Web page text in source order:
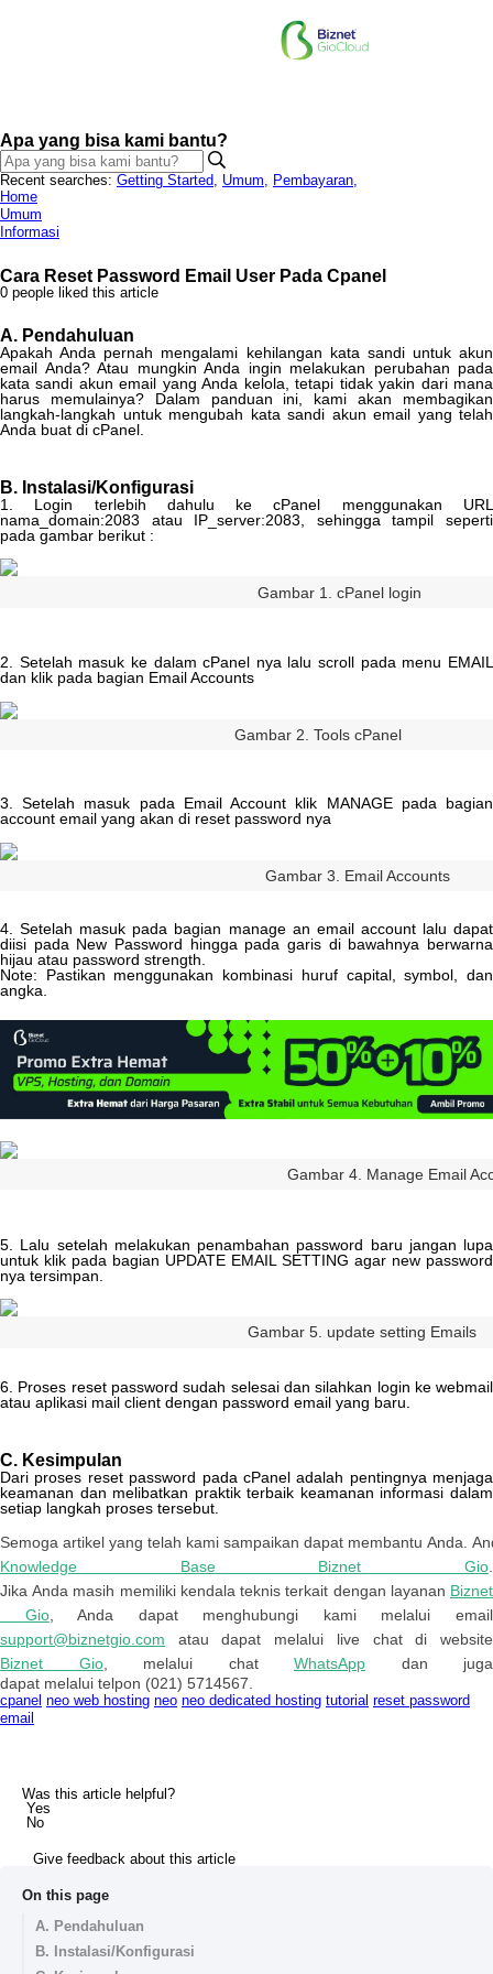
Apa yang bisa kami bantu?
Recent searches: Getting Started, Umum, Pembayaran,
Home
Umum
Informasi
Cara Reset Password Email User Pada Cpanel
0 people liked this article
A. Pendahuluan
Apakah Anda pernah mengalami kehilangan kata sandi untuk akun
email Anda? Atau mungkin Anda ingin melakukan perubahan pada
kata sandi akun email yang Anda kelola tetapi tidak yakin dari mana
harus
memulainya? Dalam panduan ini kami akan
membagikan
langkah-langkah untuk mengubah kata sandi akun email yang telah
Anda buat di cPanel
B. Instalasi/Konfigurasi
1 Login terlebih dahulu ke cPanel menggunakan
URL
nama_domain:2083 atau IP_server:2083 sehingga tampil
seperti
pada gambar berikut :
Gambar 1 cPanel login
2 Setelah masuk ke dalam cPanel nya lalu scroll pada menu EMAIL
dan klik pada bagian EmailAccounts
Gambar 2 Tools cPanel
3. Setelah masuk pada Email Account klik MANAGE pada bagian
account email yang akan di reset password nya
Gambar 3 EmailAccounts
4. Setelah masuk pada bagian manage an email account lalu dapat
diisi pada New Password hingga pada garis di bawahnya berwarna
hijau atau password strength.
Note: Pastikan menggunakan kombinasi huruf capital, symbol, dan
angka.
Gambar 4. Manage Email
5 Lalu setelah melakukan penambahan password baru jangan lupa
untuk klik pada bagian UPDATE EMAIL SETTING agar new password
nya tersimpan
Gambar 5. update setting Emails
6 Proses reset password sudah selesai dan silahkan login ke webmail
atau aplikasi mail client dengan password email yang baru
C. Kesimpulan
Dari proses reset password pada cPanel adalah pentingnya menjaga
keamanan dan melibatkan praktik terbaik keamanan informasi dalam
setiap langkah proses tersebut
Semoga artikel yang telah kami sampaikan dapat membantu Anda
Knowledge
Base Biznet Gio
Jika Anda masih memiliki kendala teknis terkait dengan layanan Biznet
Gio, Anda dapat menghubungi kami melalui
email
support@biznetgio com atau dapat melalui live chat di
website
Biznet
Gio, melalui chat WhatsApp dan
juga
dapat melalui telpon (021) 5714567
cpanel neo web hosting neo neo dedicated hosting tutorial reset password
email
Was this article helpful?
Yes
No
Give feedback about this article
On this page
A. Pendahuluan
B. Instalasi/Konfigurasi